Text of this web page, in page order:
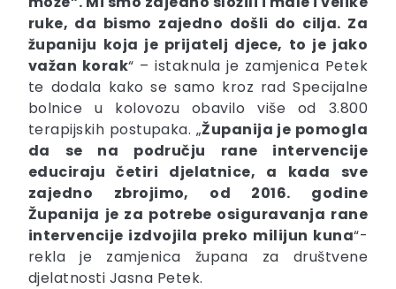
ruke, da bismo zajedno došli do cilja. Za
županiju koja je prijatelj djece, to je jako
važan korak“ – istaknula je zamjenica Petek
te dodala kako se samo kroz rad Specijalne
bolnice u kolovozu obavilo više od 3.800
terapijskih postupaka. „Županija je pomogla
da se na području rane intervencije
educiraju četiri djelatnice, a kada sve
zajedno zbrojimo, od 2016. godine
Županija je za potrebe osiguravanja rane
intervencije izdvojila preko milijun kuna“-
rekla je zamjenica župana za društvene
djelatnosti Jasna Petek.